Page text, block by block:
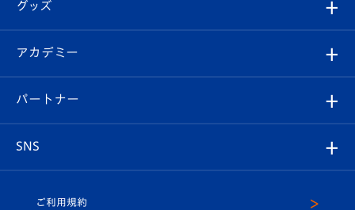
チケット
イベント
メディア
ホームタウン
スタッフプロフィール
マスコット紹介
Revive Team
ヴィヴィくんの長崎おもてなしガイド
フォトギャラリー
スタジアムグルメ
V-LOVERS（ファンクラブ）
プレイヤーズスイート
グッズ
オンラインショップ
店舗情報
アカデミー
育成からのお知らせ
U-18
パートナー
SNS
ご利用規約